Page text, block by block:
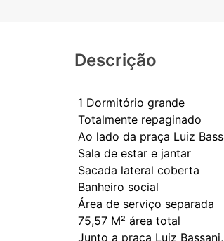
Descrição
1 Dormitório grande
Totalmente repaginado
Ao lado da praça Luiz
Sala de estar e jantar
Sacada lateral coberta
Banheiro social
Área de serviço separada
75,57 M² área total
Junto a praça Luiz